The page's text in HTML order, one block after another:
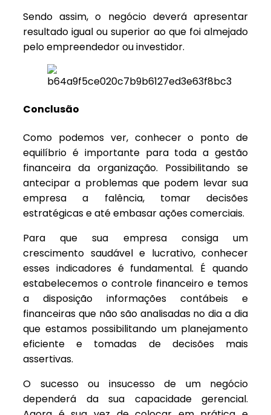
Sendo assim, o negócio deverá apresentar
resultado igual ou superior ao que foi almejado
pelo empreendedor ou investidor.
Conclusão
Como podemos ver, conhecer o ponto de
equilíbrio é importante para toda a gestão
financeira da organização. Possibilitando se
antecipar a problemas que podem levar sua
empresa a falência, tomar decisões
estratégicas e até embasar ações comerciais.
Para que sua empresa consiga um
crescimento saudável e lucrativo, conhecer
esses indicadores é fundamental. É quando
estabelecemos o controle financeiro e temos
a disposição informações contábeis e
financeiras que não são analisadas no dia a dia
que estamos possibilitando um planejamento
eficiente e tomadas de decisões mais
assertivas.
O sucesso ou insucesso de um negócio
dependerá da sua capacidade gerencial.